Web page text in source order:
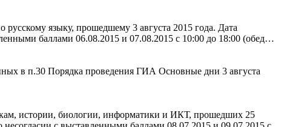
языку, прошедшему 3 августа 2015 года. Дата
баллами 06.08.2015 и 07.08.2015 с 10:00 до 18:00 (обед…
в п.30 Порядка проведения ГИА Основные дни 3 августа
истории, биологии, информатики и ИКТ, прошедших 25